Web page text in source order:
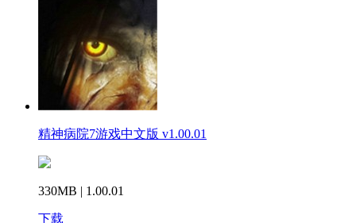
精神病院7游戏中文版 v1.00.01
330MB | 1.00.01
下载